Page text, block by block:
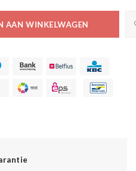
AAN WINKELWAGEN